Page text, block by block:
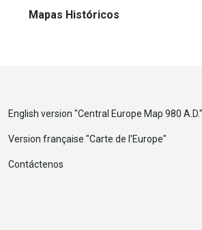
Mapas Históricos
English version "Central Europe Map 980 A.D."
Version française "Carte de l'Europe"
Contáctenos